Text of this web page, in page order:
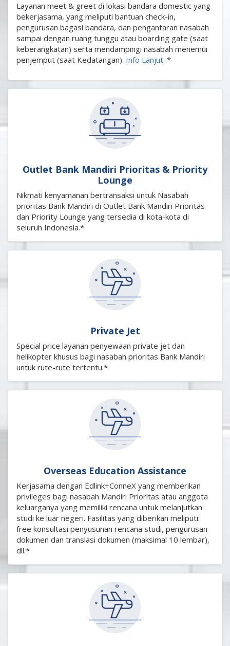
Layanan meet & greet di lokasi bandara domestic yang
bekerjasama, yang meliputi bantuan check-in,
pengurusan bagasi bandara, dan pengantaran nasabah
sampai dengan ruang tunggu atau boarding gate (saat
keberangkatan) serta mendampingi nasabah menemui
penjemput (saat Kedatangan). Info Lanjut. *
Outlet Bank Mandiri Prioritas & Priority
Lounge
Nikmati kenyamanan bertransaksi untuk Nasabah
prioritas Bank Mandiri di Outlet Bank Mandiri Prioritas
dan Priority Lounge yang tersedia di kota-kota di
seluruh Indonesia.*
Private Jet
Special price layanan penyewaan private jet dan
helikopter khusus bagi nasabah prioritas Bank Mandiri
untuk rute-rute tertentu.*
Overseas Education Assistance
Kerjasama dengan Edlink+ConneX yang memberikan
privileges bagi nasabah Mandiri Prioritas atau anggota
keluarganya yang memiliki rencana untuk melanjutkan
studi ke luar negeri. Fasilitas yang diberikan meliputi:
free konsultasi penyusunan rencana studi, pengurusan
dokumen dan translasi dokumen (maksimal 10 lembar),
dll.*